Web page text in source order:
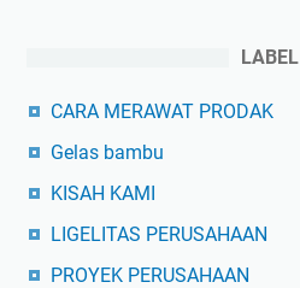
LABEL
CARA MERAWAT PRODAK
Gelas bambu
KISAH KAMI
LIGELITAS PERUSAHAAN
PROYEK PERUSAHAAN